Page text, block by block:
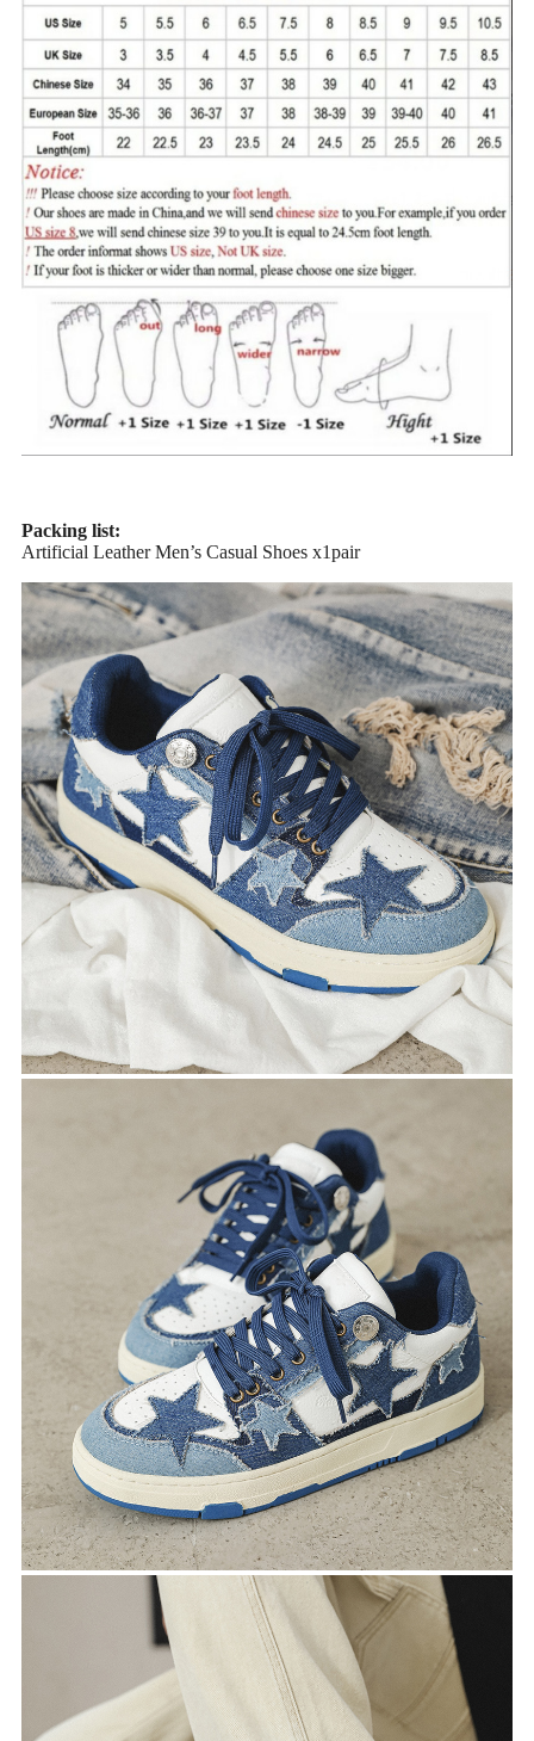
Packing list:
Artificial Leather Men’s Casual Shoes x1pair